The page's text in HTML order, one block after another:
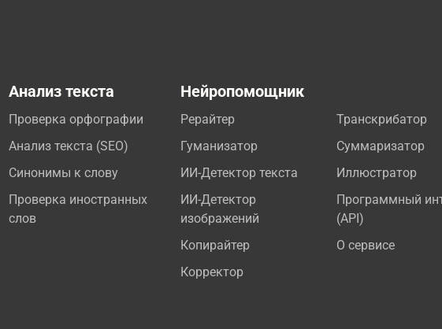
Анализ текста
Проверка орфографии
Анализ текста (SEO)
Синонимы к слову
Проверка иностранных
слов
Нейропомощник
Рерайтер
Гуманизатор
ИИ-Детектор текста
ИИ-Детектор
изображений
Копирайтер
Корректор
Транскрибатор
Суммаризатор
Иллюстратор
Программный
(API)
О сервисе